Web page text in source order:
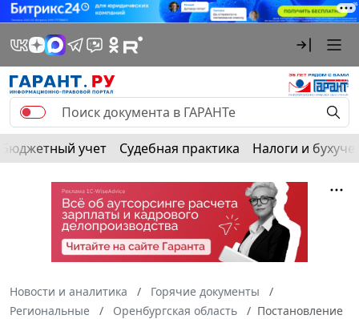
Бюджетный учет Судебная практика Налоги и
Новости и аналитика
Горячие документы
Региональные
Оренбургская область
Постановление